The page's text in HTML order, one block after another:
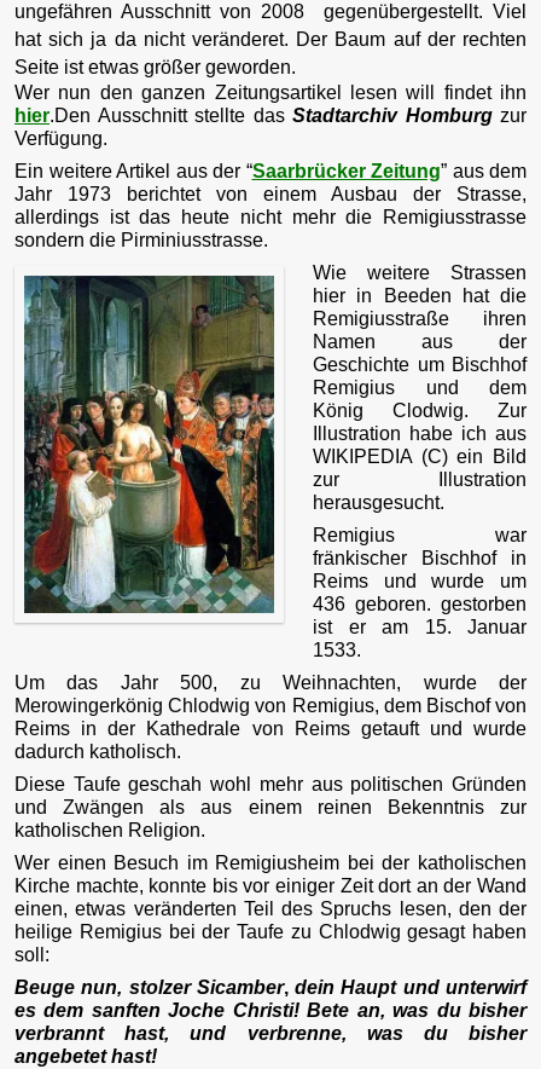
ungefähren Ausschnitt von 2008 gegenübergestellt. Viel
hat sich ja da nicht veränderet. Der Baum auf der rechten
Seite ist etwas größer geworden.
Wer nun den ganzen Zeitungsartikel lesen will findet ihn
hier.Den Ausschnitt stellte das Stadtarchiv Homburgzur
Verfügung.
Ein weitere Artikel aus der “Saarbrücker Zeitung” aus dem
Jahr 1973 berichtet von einem Ausbau der Strasse,
allerdings ist das heute nicht mehr die Remigiusstrasse
sondern die Pirminiusstrasse.
Wie weitere Strassen
hier in Beeden hat die
Remigiusstraße ihren
Namen aus der
Geschichte um Bischhof
Remigius und dem
König Clodwig. Zur
Illustration habe ich aus
WIKIPEDIA (C) ein Bild
zur Illustration
herausgesucht.
Remigius war
fränkischer Bischhof in
Reims und wurde um
436 geboren. gestorben
ist er am 15. Januar
1533.
Um das Jahr 500, zu Weihnachten, wurde der
Merowingerkönig Chlodwig von Remigius, dem Bischof von
Reims in der Kathedrale von Reims getauft und wurde
dadurch katholisch.
Diese Taufe geschah wohl mehr aus politischen Gründen
und Zwängen als aus einem reinen Bekenntnis zur
katholischen Religion.
Wer einen Besuch im Remigiusheim bei der katholischen
Kirche machte, konnte bis vor einiger Zeit dort an der Wand
einen, etwas veränderten Teil des Spruchs lesen, den der
heilige Remigius bei der Taufe zu Chlodwig gesagt haben
soll:
Beuge nun, stolzer Sicamber,dein Haupt und unterwirf
es dem sanften Joche Christi! Bete an, was du bisher
verbrannt hast, und verbrenne, was du bisher
angebetet hast!